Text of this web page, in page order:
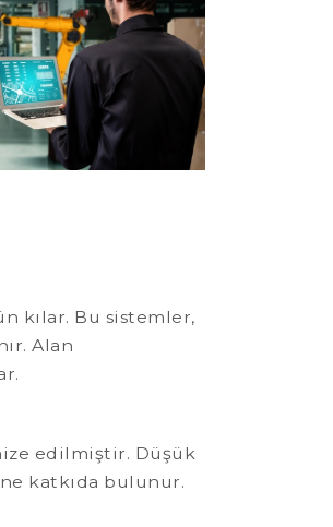
kılar. Bu sistemler,
Alan
edilmiştir. Düşük
katkıda bulunur.